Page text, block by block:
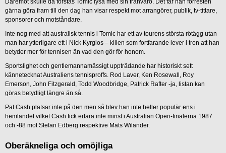
Däremot skulle då förstås Tomic lysa med sin frånvaro. Det får han förresten
gärna göra fram till den dag han visar respekt mot arrangörer, publik, tv-tittare,
sponsorer och motståndare.
Inte nog med att australisk tennis i Tomic har ett av tourens största rötägg utan
man har ytterligare ett i Nick Kyrgios – killen som fortfarande lever i tron att han
betyder mer för tennisen än vad den gör för honom.
Sportslighet och gentlemannamässigt uppträdande har historiskt sett
kännetecknat Australiens tennisproffs. Rod Laver, Ken Rosewall, Roy
Emerson, John Fitzgerald, Todd Woodbridge, Patrick Rafter -ja, listan kan
göras betydligt längre än så.
Pat Cash platsar inte på den men så blev han inte heller populär ens i
hemlandet vilket Cash fick erfara inte minst i Australian Open-finalerna 1987
och -88 mot Stefan Edberg respektive Mats Wilander.
Oberäkneliga och omöjliga